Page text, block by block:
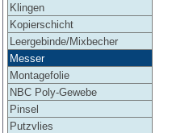
Klingen
Kopierschicht
Leergebinde/Mixbecher
Messer
Montagefolie
NBC Poly-Gewebe
Pinsel
Putzvlies